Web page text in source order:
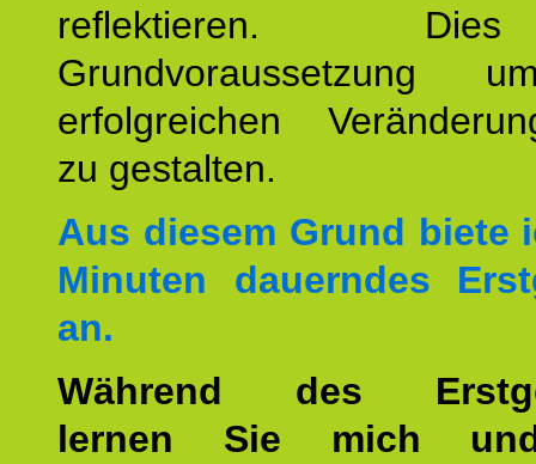
reflektieren.
Grundvoraussetzung
erfolgreichen
zu gestalten.
Aus diesem Grund biete
Minuten dauerndes
an.
Während des
lernen Sie mich